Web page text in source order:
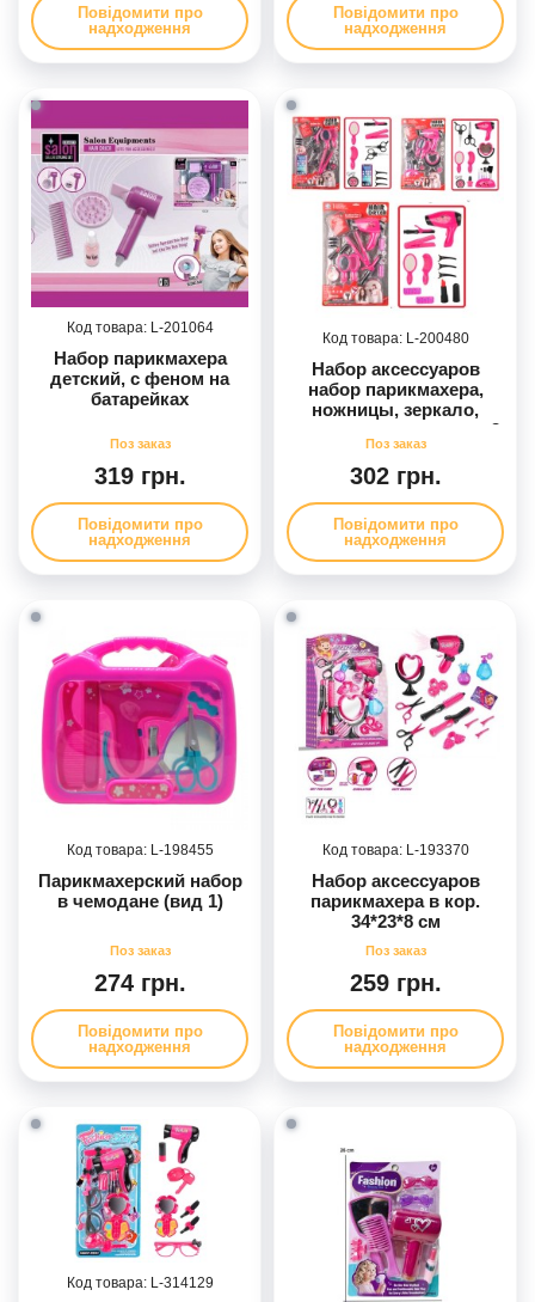
Повідомити про
надходження
Повідомити про
надходження
201064
Набор парикмахера
детский, с феном на
батарейках
319 грн.
Повідомити про
надходження
200480
Набор аксессуаров
набор парикмахера,
ножницы, зеркало,
расческа, аксессуары, 3
вида (плойка, 2 вида-
фен), на бат-ке, на листе
48,5-30-5см
302 грн.
Повідомити про
надходження
198455
Парикмахерский набор
в чемодане (вид 1)
274 грн.
Повідомити про
надходження
193370
Набор аксессуаров
парикмахера в кор.
34*23*8 см
259 грн.
Повідомити про
надходження
314129